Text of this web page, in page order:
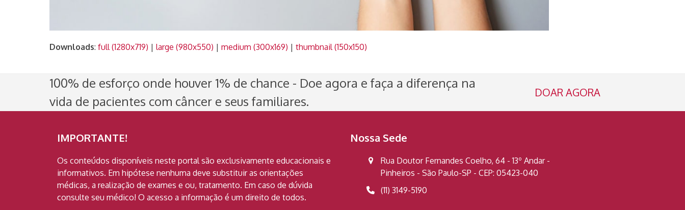
Downloads: full (1280x719) | large (980x550) | medium (300x169) | thumbnail (150x150)
100% de esforço onde houver 1% de chance - Doe agora e faça a diferença na
vida de pacientes com câncer e seus familiares.
DOAR AGORA
IMPORTANTE!
Os conteúdos disponíveis neste portal são exclusivamente educacionais e
informativos. Em hipótese nenhuma deve substituir as orientações
médicas, a realização de exames e ou, tratamento. Em caso de dúvida
consulte seu médico! O acesso a informação é um direito de todos.
Nossa Sede
Rua Doutor Fernandes Coelho, 64 - 13º Andar -
Pinheiros - São Paulo-SP - CEP: 05423-040
(11) 3149-5190